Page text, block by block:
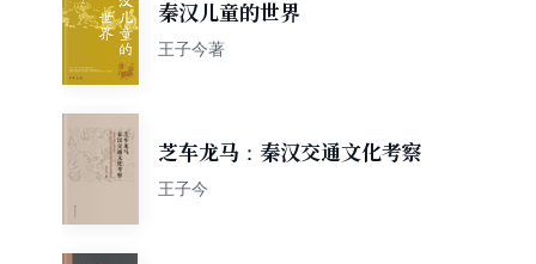
秦汉儿童的世界
王子今著
芝车龙马：秦汉交通文化考察
王子今